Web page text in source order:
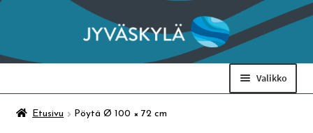
Siirry
navigointiin
Siirry
sisältöön
Valikko
Taidemuseo & Ratamo
Etusivu Pöytä Ø 100 × 72 cm